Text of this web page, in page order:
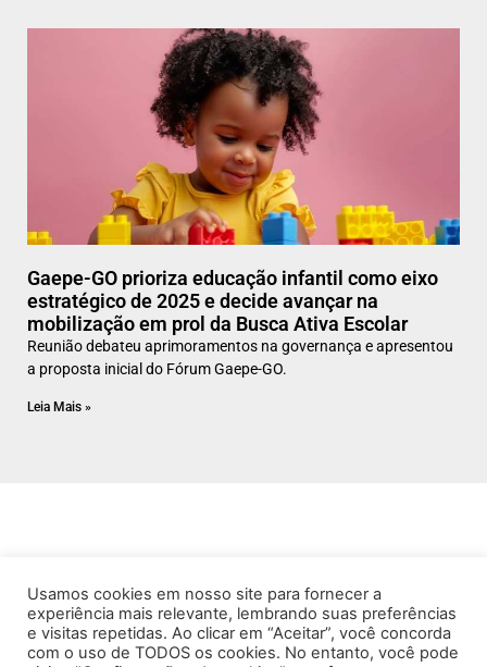
Gaepe-GO prioriza educação infantil como eixo
estratégico de 2025 e decide avançar na
mobilização em prol da Busca Ativa Escolar
Reunião debateu aprimoramentos na governança e apresentou
a proposta inicial do Fórum Gaepe-GO.
Leia Mais »
Usamos cookies em nosso site para fornecer a
experiência mais relevante, lembrando suas preferências
e visitas repetidas. Ao clicar em “Aceitar”, você concorda
com o uso de TODOS os cookies. No entanto, você pode